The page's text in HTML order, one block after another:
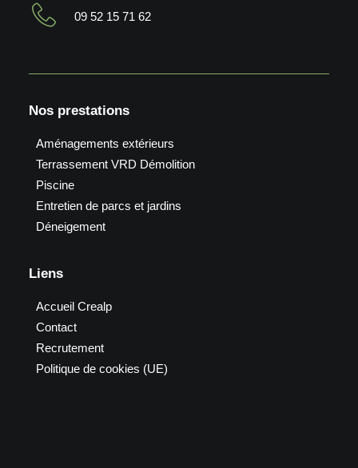
09 52 15 71 62
Nos prestations
Aménagements extérieurs
Terrassement VRD Démolition
Piscine
Entretien de parcs et jardins
Déneigement
Liens
Accueil Crealp
Contact
Recrutement
Politique de cookies (UE)